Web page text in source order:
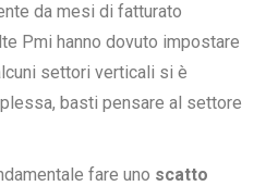
da mesi di fatturato
Pmi hanno dovuto impostare
settori verticali si è
basti pensare al settore
fare uno scatto